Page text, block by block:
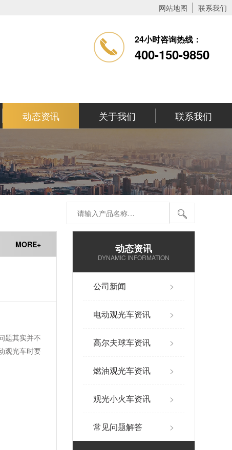
网站地图 联系我们
24小时咨询热线：
400-150-9850
动态资讯 关于我们 联系我们
MORE+
题其实并不
观光车时要
动态资讯
DYNAMIC INFORMATION
公司新闻 >
电动观光车资讯 >
高尔夫球车资讯 >
燃油观光车资讯 >
观光小火车资讯 >
常见问题解答 >